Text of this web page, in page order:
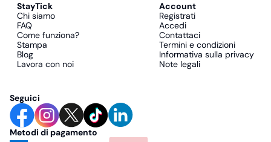
StayTick
Chi siamo
FAQ
Come funziona?
Stampa
Blog
Lavora con noi
Account
Registrati
Accedi
Contattaci
Termini e condizioni
Informativa sulla privacy
Note legali
Seguici
Metodi di pagamento